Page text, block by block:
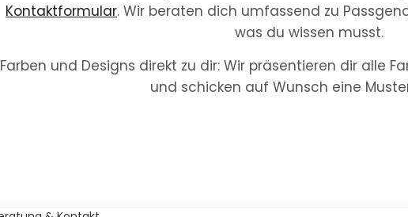
Kontaktformular. Wir beraten dich umfassend zu
was du wissen musst.
Farben und Designs direkt zu dir: Wir präsentieren dir alle
und schicken auf Wunsch eine